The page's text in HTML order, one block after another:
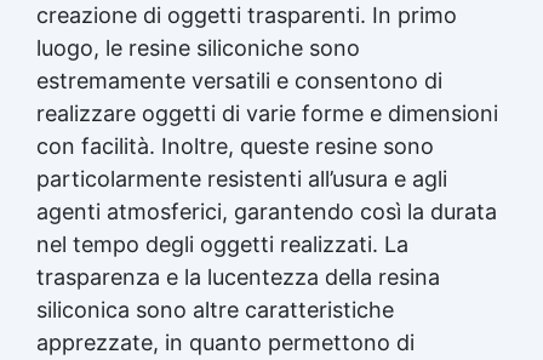
creazione di oggetti trasparenti. In primo
luogo, le resine siliconiche sono
estremamente versatili e consentono di
realizzare oggetti di varie forme e dimensioni
con facilità. Inoltre, queste resine sono
particolarmente resistenti all’usura e agli
agenti atmosferici, garantendo così la durata
nel tempo degli oggetti realizzati. La
trasparenza e la lucentezza della resina
siliconica sono altre caratteristiche
apprezzate, in quanto permettono di